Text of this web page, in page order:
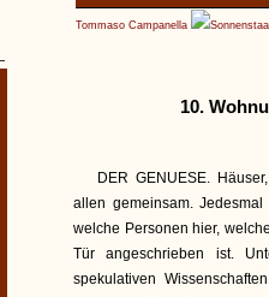
Tommaso Campanella
10.
DER GENUESE.
allen gemeinsam.
welche Personen hier,
Tür angeschrieben ist.
spekulativen